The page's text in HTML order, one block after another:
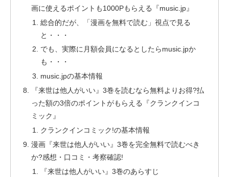
画に使えるポイントも1000Pもらえる『music.jp』
総合的だが、「漫画を無料で読む」視点で見る
と・・・
でも、実際に月額会員になるとしたらmusic.jpか
も・・・
music.jpの基本情報
『来世は他人がいい』3巻を読むなら無料よりお得?払
った額の3倍のポイントがもらえる『クランクインコ
ミック』
クランクインコミック!の基本情報
漫画『来世は他人がいい』3巻を完全無料で読むべき
か?感想・口コミ・考察確認!
『来世は他人がいい』3巻のあらすじ